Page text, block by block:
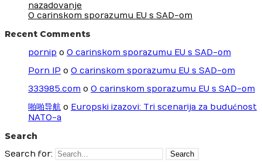
nazadovanje
O carinskom sporazumu EU s SAD-om
Recent Comments
pornip o O carinskom sporazumu EU s SAD-om
Porn IP o O carinskom sporazumu EU s SAD-om
333985.com o O carinskom sporazumu EU s SAD-om
啪啪导航 o Europski izazovi: Tri scenarija za budućnost
NATO-a
Search
Search for: